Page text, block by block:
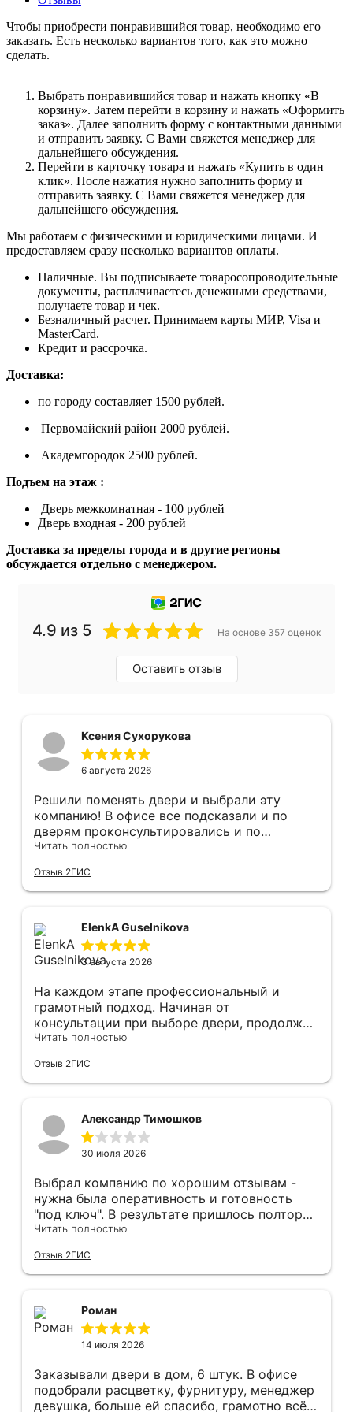
Чтобы приобрести понравившийся товар, необходимо его
заказать. Есть несколько вариантов того, как это можно
сделать.
Выбрать понравившийся товар и нажать кнопку «В
корзину». Затем перейти в корзину и нажать «Оформить
заказ». Далее заполнить форму с контактными данными
и отправить заявку. С Вами свяжется менеджер для
дальнейшего обсуждения.
Перейти в карточку товара и нажать «Купить в один
клик». После нажатия нужно заполнить форму и
отправить заявку. С Вами свяжется менеджер для
дальнейшего обсуждения.
Мы работаем с физическими и юридическими лицами. И
предоставляем сразу несколько вариантов оплаты.
Наличные. Вы подписываете товаросопроводительные
документы, расплачиваетесь денежными средствами,
получаете товар и чек.
Безналичный расчет. Принимаем карты МИР, Visa и
MasterCard.
Кредит и рассрочка.
Доставка:
по городу составляет 1500 рублей.
Первомайский район 2000 рублей.
Академгородок 2500 рублей.
Подъем на этаж :
Дверь межкомнатная - 100 рублей
Дверь входная - 200 рублей
Доставка за пределы города и в другие регионы
обсуждается отдельно с менеджером.
4.9 из 5 На основе 357 оценок
Оставить отзыв
Ксения Сухорукова
6 августа 2026
Решили поменять двери и выбрали эту
компанию! В офисе все подсказали и по
дверям проконсультировались и по
фурнитуре. Анастасия ответила на все
Монтаж быстро, качественно и аккуратно,
Сергея прямо рекомендую! С утра до
мусор убирает после монтажа. Рекомендую!
Читать полностью
Отзыв 2ГИС
ElenkA Guselnikova
3 августа 2026
На каждом этапе профессиональный и
грамотный подход. Начиная от
консультации при выборе двери, продолжая
оперативным замером, завершая быстрой и
оформление двери - отдельное спасибо!
Рекомендуем и планируем в дальнейшем, по
Читать полностью
Отзыв 2ГИС
Александр Тимошков
30 июля 2026
Выбрал компанию по хорошим отзывам -
нужна была оперативность и готовность
"под ключ". В результате пришлось полтора
часа потратить на уборку подъезда, так как
"утилизация старой двери" не входит
уборка выломанного деревянного косяка и
После предъявления претензии менеджеру
получил только недовольный звонок от
монтажника, никаких извинений и попыток
менеджером специально обговаривал, что
нужна утилизация, мне это затруднительно -
ограниченные физические возможности...
Читать полностью
Отзыв 2ГИС
Роман
14 июля 2026
Заказывали двери в дом, 6 штук. В офисе
подобрали расцветку, фурнитуру, менеджер
девушка, больше ей спасибо, грамотно всё